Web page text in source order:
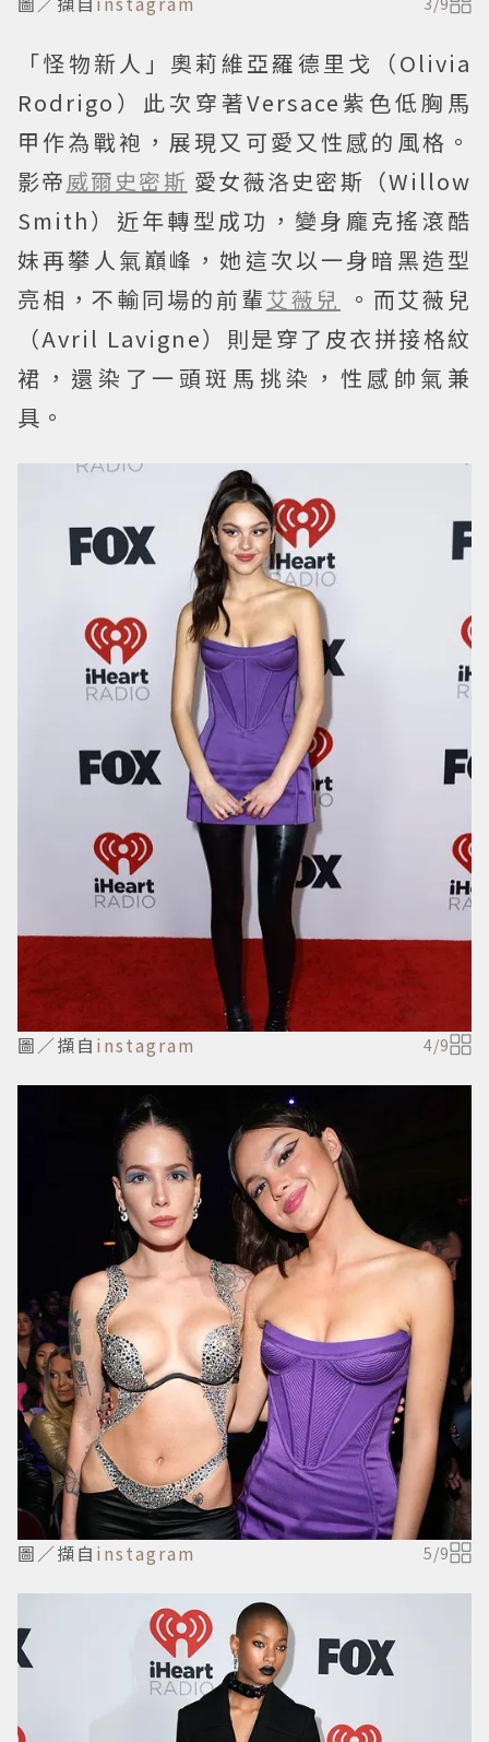
「怪物新人」奧莉維亞羅德里戈（Olivia
Rodrigo）此次穿著Versace紫色低胸馬
甲作為戰袍，展現又可愛又性感的風格。
影帝威爾史密斯 愛女薇洛史密斯（Willow
Smith）近年轉型成功，變身龐克搖滾酷
妹再攀人氣巔峰，她這次以一身暗黑造型
亮相，不輸同場的前輩艾薇兒
。而艾薇兒
（Avril Lavigne）則是穿了皮衣拼接格紋
裙，還染了一頭斑馬挑染，性感帥氣兼
具。
圖／擷自 instagram 4/9
圖／擷自 instagram 5/9